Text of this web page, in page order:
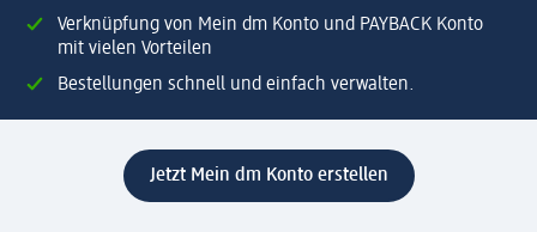
Verknüpfung von Mein dm Konto und PAYBACK Konto
mit vielen Vorteilen
Bestellungen schnell und einfach verwalten.
Jetzt Mein dm Konto erstellen